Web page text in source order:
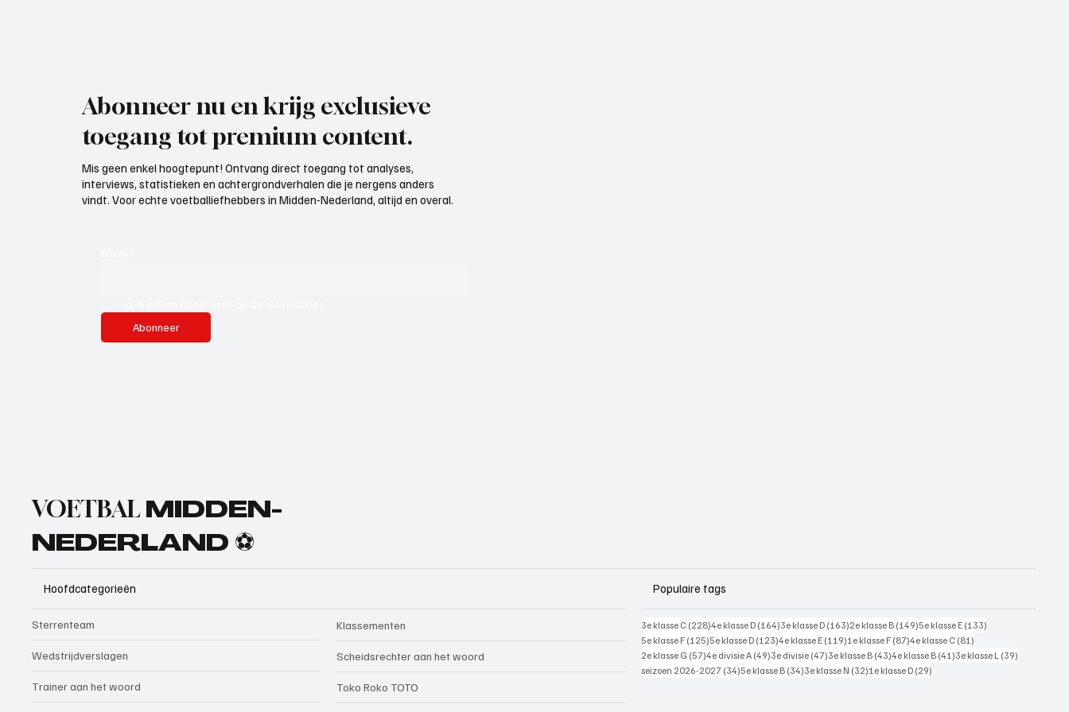
Abonneer nu en krijg exclusieve
toegang tot premium content.
Mis geen enkel hoogtepunt! Ontvang direct toegang tot analyses,
interviews, statistieken en achtergrondverhalen die je nergens anders
vindt. Voor echte voetballiefhebbers in Midden-Nederland, altijd en overal.
Abonneer
VOETBAL MIDDEN-
NEDERLAND ⚽
Hoofdcategorieën
Sterrenteam
Wedstrijdverslagen
Trainer aan het woord
Klassementen
Scheidsrechter aan het woord
Toko Roko TOTO
Populaire tags
3e klasse C (228)228 posts
4e klasse D (164)164 posts
3e klasse D (163)163 posts
2e klasse B (149)149 posts
5e klasse E (133)
5e klasse F (125)125 posts
5e klasse D (123)123 posts
4e klasse E (119)119 posts
1e klasse F (87)87 posts
4e klasse C (81)
2e klasse G (57)57 posts
4e divisie A (49)49 posts
3e divisie (47)47 posts
3e klasse B (43)43 posts
4e klasse B (41)41 posts
3e klasse L (39)
seizoen 2026-2027 (34)34 posts
5e klasse B (34)34 posts
3e klasse N (32)32 posts
1e klasse D (29)